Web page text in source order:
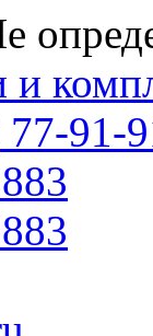
91-